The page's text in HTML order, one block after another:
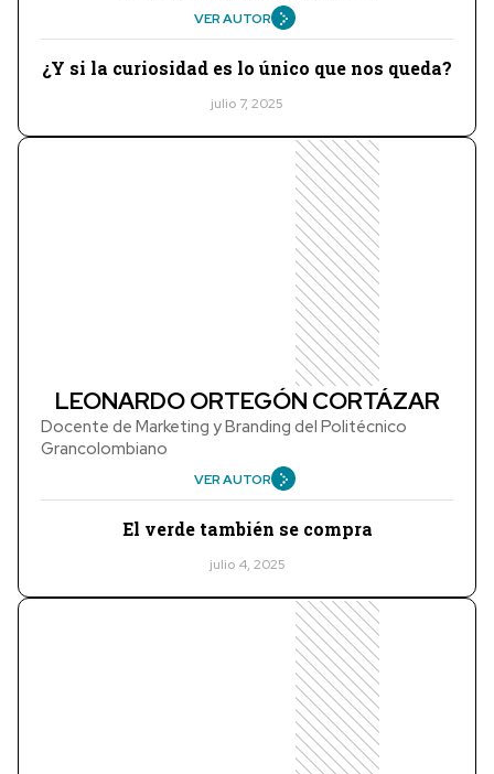
VER AUTOR
¿Y si la curiosidad es lo único que nos queda?
julio 7, 2025
LEONARDO ORTEGÓN CORTÁZAR
Docente de Marketing y Branding del Politécnico
Grancolombiano
VER AUTOR
El verde también se compra
julio 4, 2025